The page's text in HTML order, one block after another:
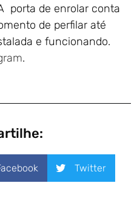
porta de enrolar conta
de perfilar até
e funcionando.
.
Twitter